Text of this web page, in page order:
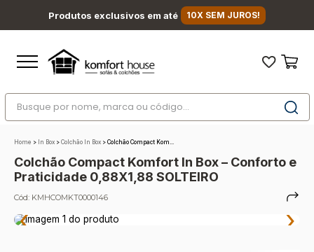
Produtos exclusivos em até 10X SEM JUROS!
Busque por nome, marca ou código...
2º
sofá
3º
sofá retrátil
4º
sofá cama
Home > In Box > Colchão In Box > Colchão Compact Kom...
Colchão Compact Komfort In Box – Conforto e
Praticidade 0,88X1,88 SOLTEIRO
Cód: KMHCOMKT0000146
‹ ›